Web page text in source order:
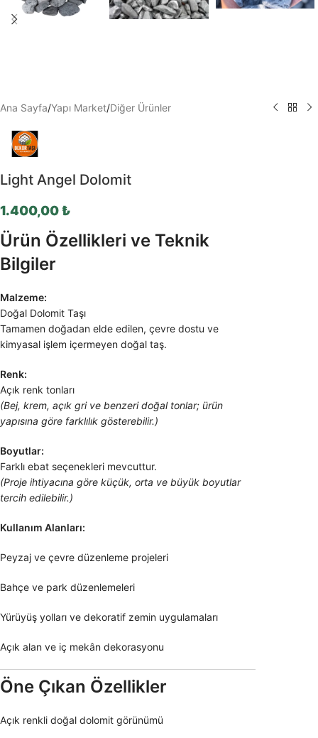
Ana Sayfa/Yapı Market/Diğer Ürünler
Light Angel Dolomit
1.400,00 ₺
Ürün Özellikleri ve Teknik
Bilgiler
Malzeme:
Doğal Dolomit Taşı
Tamamen doğadan elde edilen, çevre dostu ve
kimyasal işlem içermeyen doğal taş.
Renk:
Açık renk tonları
(Bej, krem, açık gri ve benzeri doğal tonlar; ürün
yapısına göre farklılık gösterebilir.)
Boyutlar:
Farklı ebat seçenekleri mevcuttur.
(Proje ihtiyacına göre küçük, orta ve büyük boyutlar
tercih edilebilir.)
Kullanım Alanları:
Peyzaj ve çevre düzenleme projeleri
Bahçe ve park düzenlemeleri
Yürüyüş yolları ve dekoratif zemin uygulamaları
Açık alan ve iç mekân dekorasyonu
Öne Çıkan Özellikler
Açık renkli doğal dolomit görünümü